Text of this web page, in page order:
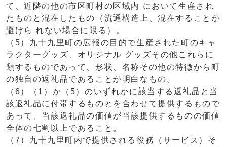
て、近隣の他の市区町村の区域内 において生産され
たものと混在したもの（流通構造上、混在することが
避けら れない場合に限る）。
（5）九十九里町の広報の目的で生産された町のキャ
ラクターグッズ、オリジナル グッズその他これらに
類するものであって、形状、名称その他の特徴から町
の独自の返礼品であることが明白なもの。
（6）（1）か（5）のいずれかに該当する返礼品と当
該返礼品に付帯するものとを合わせて提供するもので
あって、当該返礼品の価値が当該提供するものの価値
全体の七割以上であること。
（7）九十九里町内で提供される役務（サービス）そ